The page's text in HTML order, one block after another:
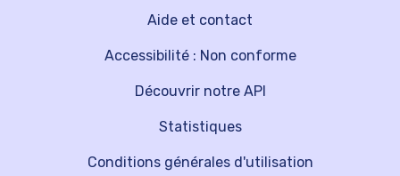
Découvrir notre API
Aide et contact
Statistiques
Accessibilité : Non conforme
Conditions générales d'utilisation